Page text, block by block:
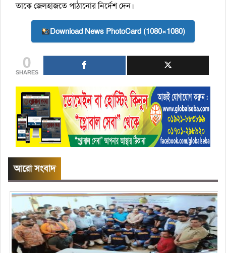
তাকে জেলহাজতে পাঠানোর নির্দেশ দেন।
Download News PhotoCard (1080×1080)
0
SHARES
আরো সংবাদ